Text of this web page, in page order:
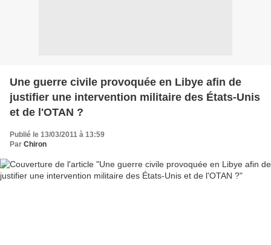
Une guerre civile provoquée en Libye afin de
justifier une intervention militaire des États-Unis
et de l'OTAN ?
Publié le 13/03/2011 à 13:59
Par Chiron